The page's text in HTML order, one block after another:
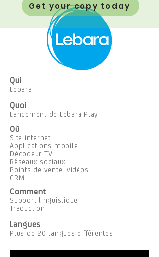
Get your copy today
Qui
Lebara
Quoi
Lancement de Lebara Play
Où
Site internet
Applications mobile
Décodeur TV
Réseaux sociaux
Points de vente, vidéos
CRM
Comment
Support linguistique
Traduction
Langues
Plus de 20 langues différentes